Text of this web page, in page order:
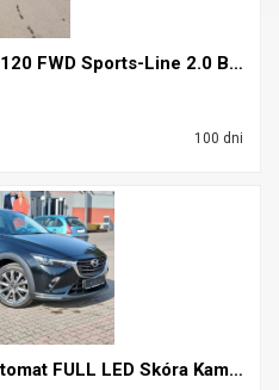
Mazda CX-3 SKYACTIV-G 120 FWD Sports-Line 2.0 BENZ...
100 dni
Mazda CX3 2.0 121KM Automat FULL LED Skóra Kamera ...